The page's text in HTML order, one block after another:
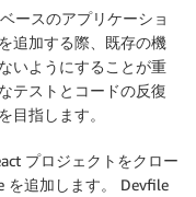
ースのアプリケーショ
追加する際、既存の機
いようにすることが重
テストとコードの反復
目指します。
プロジェクトをクロー
を追加します。 Devfile